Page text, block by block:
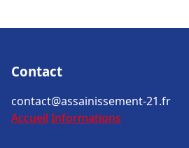
Contact
contact@assainissement-21.fr
Accueil Informations